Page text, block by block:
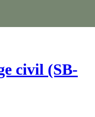
civil (SB-